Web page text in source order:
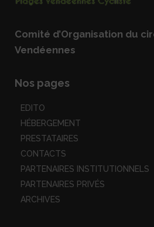
Comité d’Organisation du
Vendéennes
Nos pages
EDITO
HÉBERGEMENT
PRESTATAIRES
CONTACTS
PARTENAIRES INSTITUTIONNELS
PARTENAIRES PRIVÉS
ARCHIVES